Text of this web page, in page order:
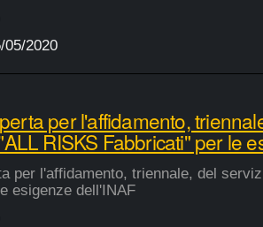
05/2020
per l'affidamento,
RISKS Fabbricati" per le
per l'affidamento, triennale, del
esigenze dell'INAF